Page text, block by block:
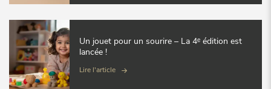
Un jouet pour un sourire – La 4ᵉ édition est
lancée !
Lire l'article